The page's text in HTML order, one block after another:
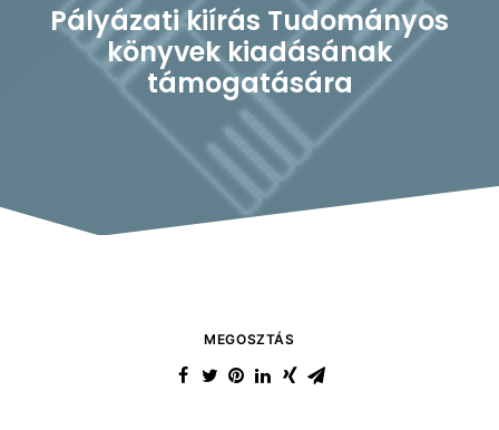
Kapcsolat
Keresés
Pályázati kiírás Tudományos
könyvek kiadásának
támogatására
MEGOSZTÁS